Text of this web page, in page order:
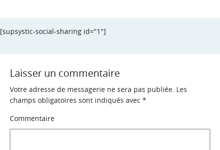
[supsystic-social-sharing id="1"]
Laisser un commentaire
Votre adresse de messagerie ne sera pas publiée. Les
champs obligatoires sont indiqués avec *
Commentaire